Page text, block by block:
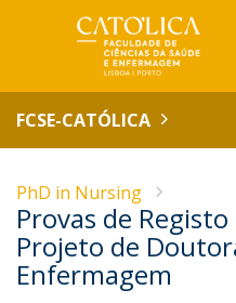
FCSE-CATÓLICA
PhD in Nursing
Provas de
Projeto de
Enfermagem